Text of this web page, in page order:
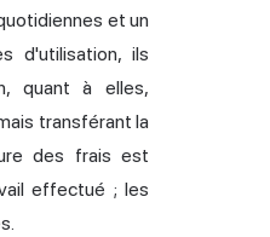
et un
d'utilisation, ils
quant à elles,
transférant la
des frais est
effectué ; les